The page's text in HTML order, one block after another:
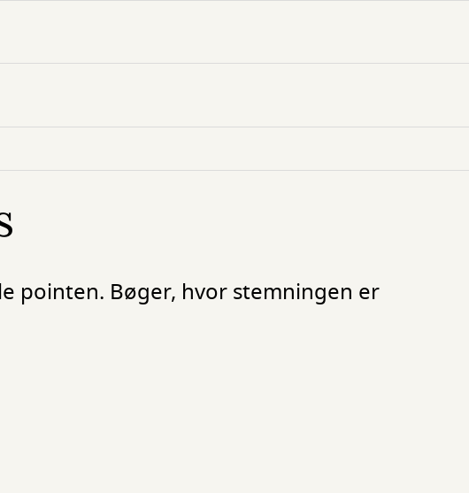
pointen. Bøger, hvor stemningen er